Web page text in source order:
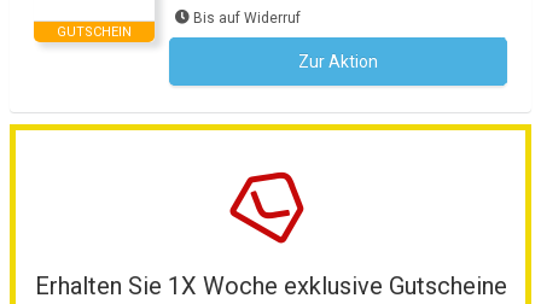
GUTSCHEIN
Bis auf Widerruf
Zur Aktion
Erhalten Sie 1X Woche exklusive Gutscheine